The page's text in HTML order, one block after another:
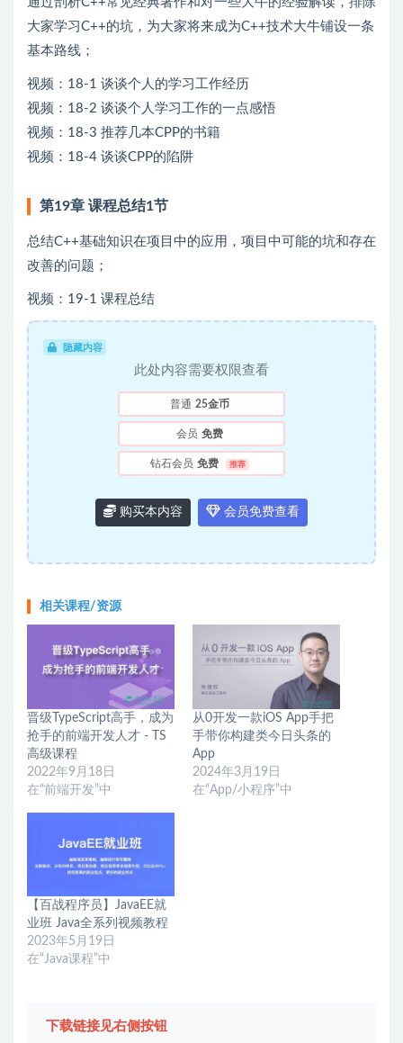
大家学习C++的坑，为大家将来成为C++技术大牛铺设一条
基本路线；
视频：18-1 谈谈个人的学习工作经历
视频：18-2 谈谈个人学习工作的一点感悟
视频：18-3 推荐几本CPP的书籍
视频：18-4 谈谈CPP的陷阱
第19章 课程总结1节
总结C++基础知识在项目中的应用，项目中可能的坑和存在
改善的问题；
视频：19-1 课程总结
隐藏内容
此处内容需要权限查看
普通 25金币
会员 免费
钻石会员 免费 推荐
购买本内容 会员免费查看
相关课程/资源
晋级TypeScript高手，成为
抢手的前端开发人才 - TS
高级课程
2022年9月18日
在“前端开发”中
从0开发一款iOS App手把
手带你构建类今日头条的
App
2024年3月19日
在“App/小程序”中
【百战程序员】JavaEE就
业班 Java全系列视频教程
2023年5月19日
在“Java课程”中
下载链接见右侧按钮